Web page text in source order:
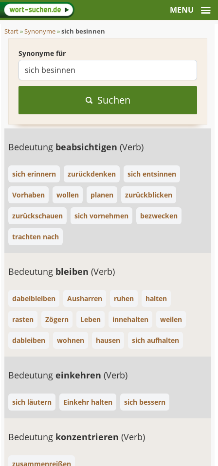
Start»Synonyme»sich besinnen
Synonyme für
Suchen
Bedeutung beabsichtigen(Verb)
sich erinnern zurückdenken sich entsinnen
Vorhaben wollen planen zurückblicken
zurückschauen sich vornehmen bezwecken
trachten nach
Bedeutung bleiben(Verb)
dabeibleiben Ausharren ruhen halten
rasten Zögern Leben innehalten weilen
dableiben wohnen hausen sich aufhalten
Bedeutungeinkehren(Verb)
sich läutern Einkehr halten sich bessern
Bedeutung konzentrieren(Verb)
zusammenreißen